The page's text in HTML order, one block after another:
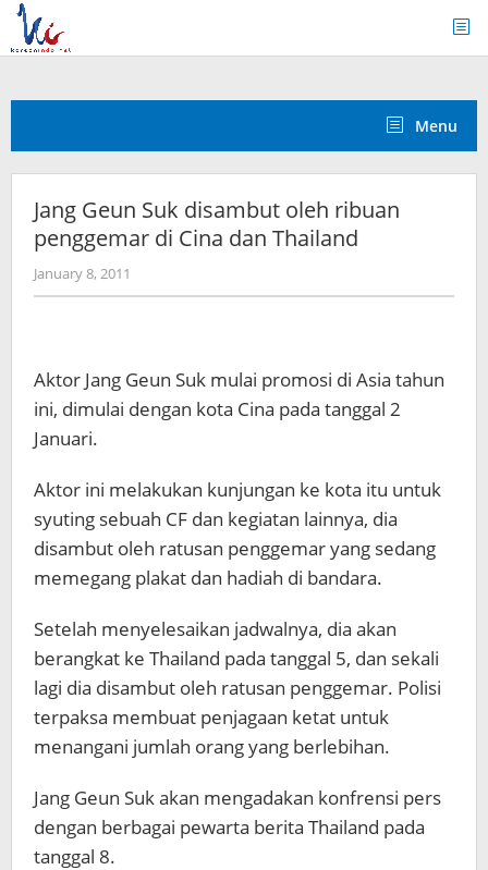
Skip
content
Menu
Jang Geun Suk disambut oleh ribuan
penggemar di Cina dan Thailand
January 8, 2011
Koreanindo
Aktor Jang Geun Suk mulai promosi di Asia tahun
ini, dimulai dengan kota Cina pada tanggal 2
Januari.
Aktor ini melakukan kunjungan ke kota itu untuk
syuting sebuah CF dan kegiatan lainnya, dia
disambut oleh ratusan penggemar yang sedang
memegang plakat dan hadiah di bandara.
Setelah menyelesaikan jadwalnya, dia akan
berangkat ke Thailand pada tanggal 5, dan sekali
lagi dia disambut oleh ratusan penggemar. Polisi
terpaksa membuat penjagaan ketat untuk
menangani jumlah orang yang berlebihan.
Jang Geun Suk akan mengadakan konfrensi pers
dengan berbagai pewarta berita Thailand pada
tanggal 8.